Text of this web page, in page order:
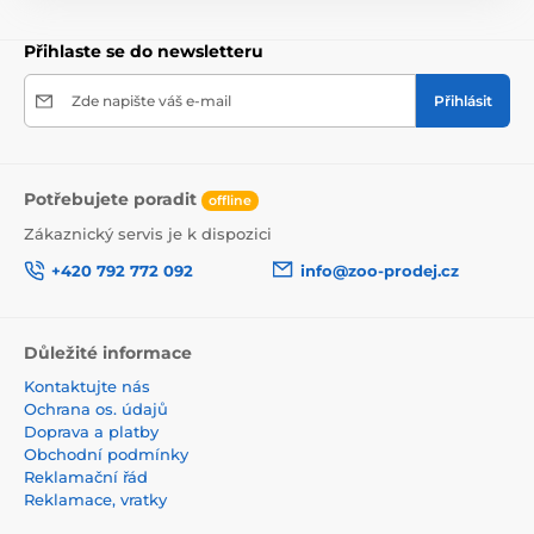
Přihlaste se do newsletteru
Zde napište váš e-mail Přihlásit
Potřebujete poradit offline
Zákaznický servis je k dispozici
+420 792 772 092
info@zoo-prodej.cz
Důležité informace
Kontaktujte nás
Ochrana os. údajů
Doprava a platby
Obchodní podmínky
Reklamační řád
Reklamace, vratky